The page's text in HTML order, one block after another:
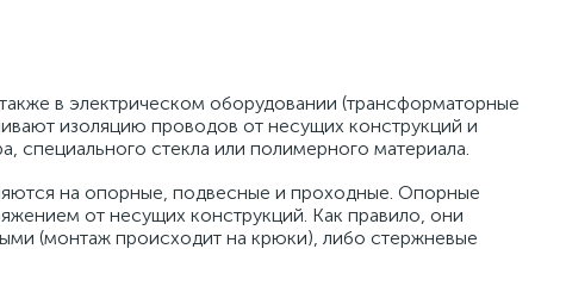
в электрическом оборудовании (трансформаторные
изоляцию проводов от несущих конструкций и
специального стекла или полимерного материала.
на опорные, подвесные и проходные. Опорные
от несущих конструкций. Как правило, они
(монтаж происходит на крюки), либо стержневые